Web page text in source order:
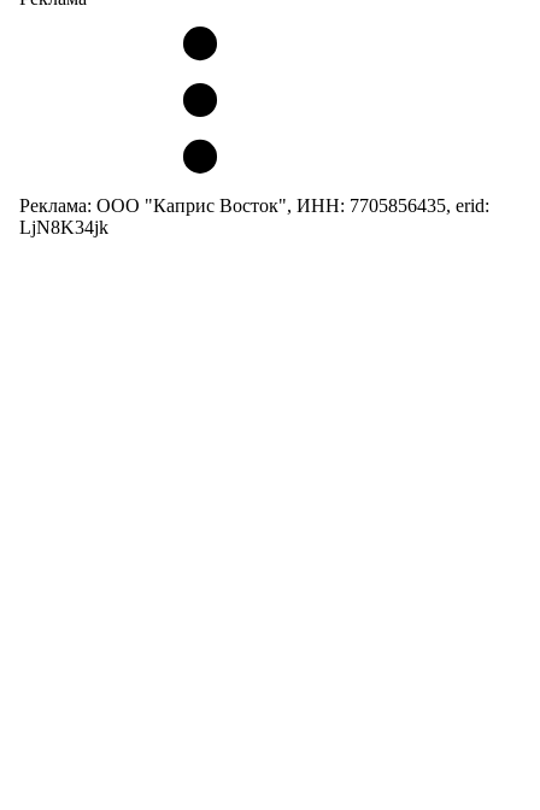
Реклама: ООО "Каприс Восток", ИНН: 7705856435, erid:
LjN8K34jk